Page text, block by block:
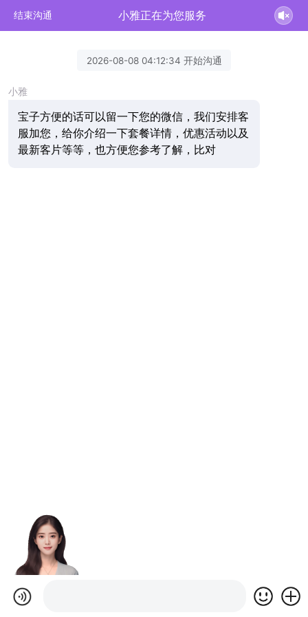
结束沟通 小雅正在为您服务
2026-08-08 04:12:34 开始沟通
小雅
宝子方便的话可以留一下您的微信，我们安排客
服加您，给你介绍一下套餐详情，优惠活动以及
最新客片等等，也方便您参考了解，比对